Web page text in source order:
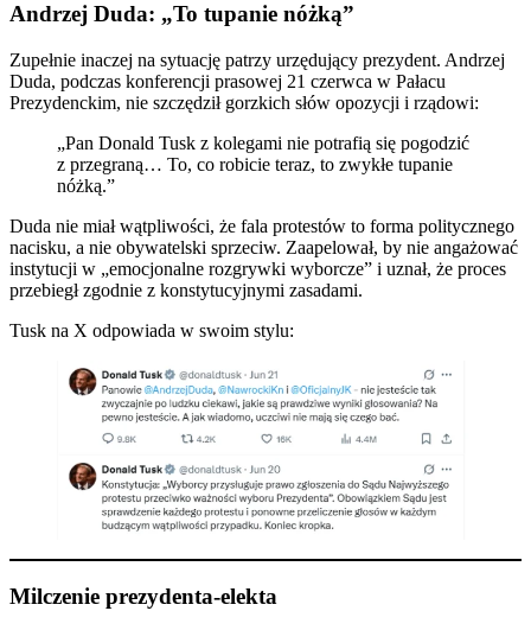
Andrzej Duda: „To tupanie nóżką”
Zupełnie inaczej na sytuację patrzy urzędujący prezydent. Andrzej
Duda, podczas konferencji prasowej 21 czerwca w Pałacu
Prezydenckim, nie szczędził gorzkich słów opozycji i rządowi:
„Pan Donald Tusk z kolegami nie potrafią się pogodzić
z przegraną… To, co robicie teraz, to zwykłe tupanie
nóżką.”
Duda nie miał wątpliwości, że fala protestów to forma politycznego
nacisku, a nie obywatelski sprzeciw. Zaapelował, by nie angażować
instytucji w „emocjonalne rozgrywki wyborcze” i uznał, że proces
przebiegł zgodnie z konstytucyjnymi zasadami.
Tusk na X odpowiada w swoim stylu:
Milczenie prezydenta-elekta